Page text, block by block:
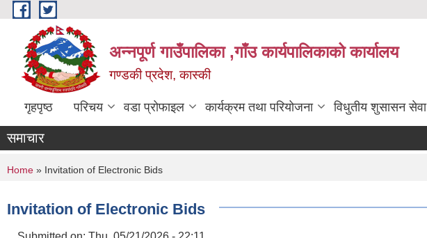
Skip to main content
अन्नपूर्ण गाउँपालिका ,गाँउ कार्यपालिकाको कार्यालय
गण्डकी प्रदेश, कास्की
गृहपृष्ठ परिचय वडा प्रोफाइल कार्यक्रम तथा परियोजना विधुतीय शुसासन सेवा
समाचार
You are here
Home » Invitation of Electronic Bids
Invitation of Electronic Bids